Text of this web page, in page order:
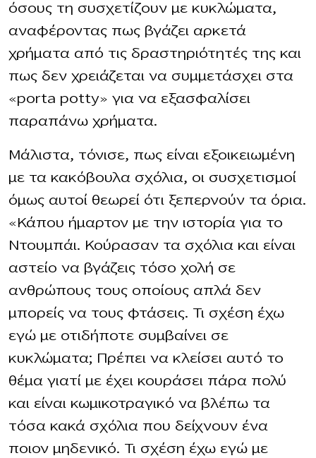
όσους τη συσχετίζουν με κυκλώματα,
αναφέροντας πως βγάζει αρκετά
χρήματα από τις δραστηριότητές της και
πως δεν χρειάζεται να συμμετάσχει στα
«porta potty» για να εξασφαλίσει
παραπάνω χρήματα.
Μάλιστα, τόνισε, πως είναι εξοικειωμένη
με τα κακόβουλα σχόλια, οι συσχετισμοί
όμως αυτοί θεωρεί ότι ξεπερνούν τα όρια.
«Κάπου ήμαρτον με την ιστορία για το
Ντουμπάι. Κούρασαν τα σχόλια και είναι
αστείο να βγάζεις τόσο χολή σε
ανθρώπους τους οποίους απλά δεν
μπορείς να τους φτάσεις. Τι σχέση έχω
εγώ με οτιδήποτε συμβαίνει σε
κυκλώματα; Πρέπει να κλείσει αυτό το
θέμα γιατί με έχει κουράσει πάρα πολύ
και είναι κωμικοτραγικό να βλέπω τα
τόσα κακά σχόλια που δείχνουν ένα
ποιον μηδενικό. Τι σχέση έχω εγώ με